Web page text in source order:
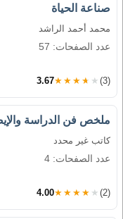
صناعة الحياة
محمد أحمد الراشد
عدد الصفحات: 57
3.67★★★★★ (3)
ملخص فن الدراسة
كاتب غير محدد
عدد الصفحات: 4
4.00★★★★★ (2)